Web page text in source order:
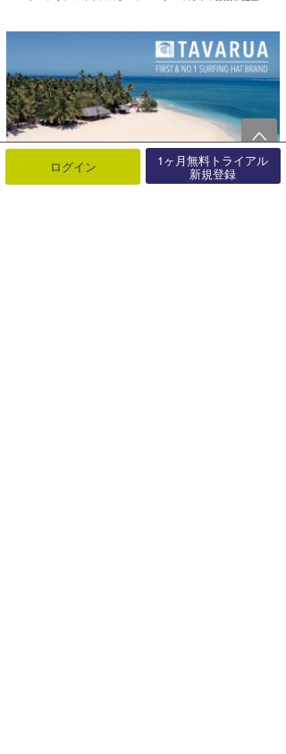
ログイン 1ヶ月無料トライアル
新規登録